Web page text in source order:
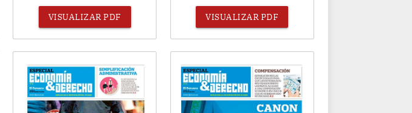
VISUALIZAR PDF VISUALIZAR PDF